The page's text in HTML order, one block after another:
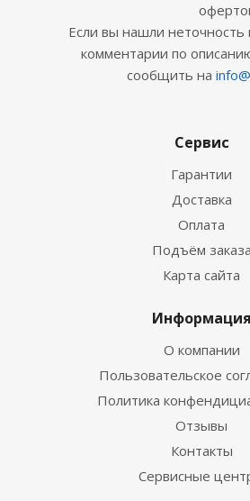
Если вы нашли неточность
комментарии по
сообщить на
Сервис
Гарантии
Доставка
Оплата
Подъём заказа
Карта сайта
Информация
О компании
Пользовательское
Политика
Отзывы
Контакты
Сервисные